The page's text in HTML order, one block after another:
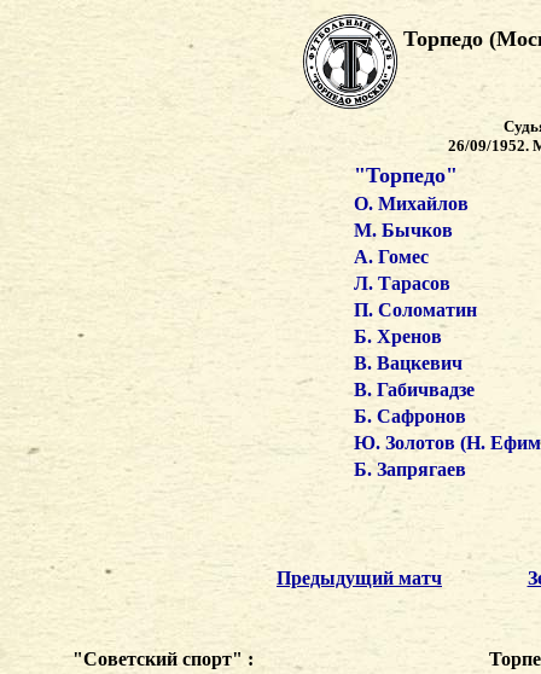
Торпедо
26/09/1952.
"Торпедо"
О. Михайлов
М. Бычков
А. Гомес
Л. Тарасов
П. Соломатин
Б. Хренов
В. Вацкевич
В. Габичвадзе
Б. Сафронов
Ю. Золотов (Н.
Б. Запрягаев
Предыдущий матч
"Советский спорт" :